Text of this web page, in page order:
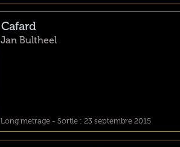
Cafard
Jan Bultheel
Long metrage - Sortie : 23 septembre 2015